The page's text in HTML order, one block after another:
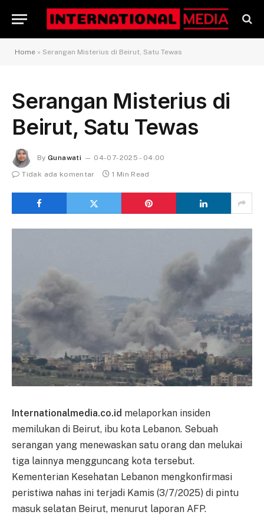
Home » Serangan Misterius di Beirut, Satu Tewas
Serangan Misterius di
Beirut, Satu Tewas
By Gunawati
04-07-2025 - 04.00
Tidak ada komentar
1 Min Read
Internationalmedia.co.id melaporkan insiden
memilukan di Beirut, ibu kota Lebanon. Sebuah
serangan yang menewaskan satu orang dan melukai
tiga lainnya mengguncang kota tersebut.
Kementerian Kesehatan Lebanon mengkonfirmasi
peristiwa nahas ini terjadi Kamis (3/7/2025) di pintu
masuk selatan Beirut, menurut laporan AFP.